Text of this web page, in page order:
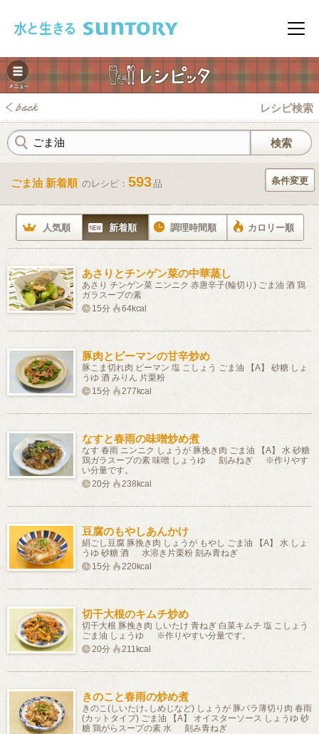
メニ
レシピ検索
ごま油 新着順 のレシピ： 593品 条件変更
人気順 新着順 調理時間順 カロリー順
あさりとチンゲン菜の中華蒸し
あさり チンゲン菜 ニンニク 赤唐辛子(輪切り) ごま油 酒 鶏
ガラスープの素
15分
64kcal
豚肉とピーマンの甘辛炒め
豚こま切れ肉 ピーマン 塩 こしょう ごま油 【A】 砂糖 しょ
うゆ 酒 みりん 片栗粉
15分
277kcal
なすと春雨の味噌炒め煮
なす 春雨 ニンニク しょうが 豚挽き肉 ごま油 【A】 水 砂糖
鶏ガラスープの素 味噌 しょうゆ 刻みねぎ ※作りやす
い分量です。
20分
238kcal
豆腐のもやしあんかけ
絹ごし豆腐 豚挽き肉 しょうが もやし ごま油 【A】 水 しょ
うゆ 砂糖 酒 水溶き片栗粉 刻み青ねぎ
15分
220kcal
切干大根のキムチ炒め
切干大根 豚挽き肉 しいたけ 青ねぎ 白菜キムチ 塩 こしょう
ごま油 しょうゆ ※作りやすい分量です。
20分
211kcal
きのこと春雨の炒め煮
きのこ(しいたけ､しめじなど) しょうが 豚バラ薄切り肉 春雨
(カットタイプ) ごま油 【A】 オイスターソース しょうゆ 砂
糖 鶏がらスープの素 水 刻み青ねぎ